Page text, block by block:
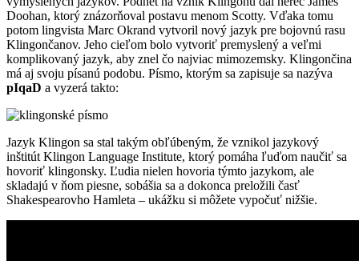
Doohan, ktorý znázorňoval postavu menom Scotty. Vďaka tomu
potom lingvista Marc Okrand vytvoril nový jazyk pre bojovnú rasu
Klingončanov. Jeho cieľom bolo vytvoriť premyslený a veľmi
komplikovaný jazyk, aby znel čo najviac mimozemsky. Klingončina
má aj svoju písanú podobu. Písmo, ktorým sa zapisuje sa nazýva
pIqaD a vyzerá takto:
Jazyk Klingon sa stal takým obľúbeným, že vznikol jazykový
inštitút Klingon Language Institute, ktorý pomáha ľuďom naučiť sa
hovoriť klingonsky. Ľudia nielen hovoria týmto jazykom, ale
skladajú v ňom piesne, sobášia sa a dokonca preložili časť
Shakespearovho Hamleta – ukážku si môžete vypočuť nižšie.